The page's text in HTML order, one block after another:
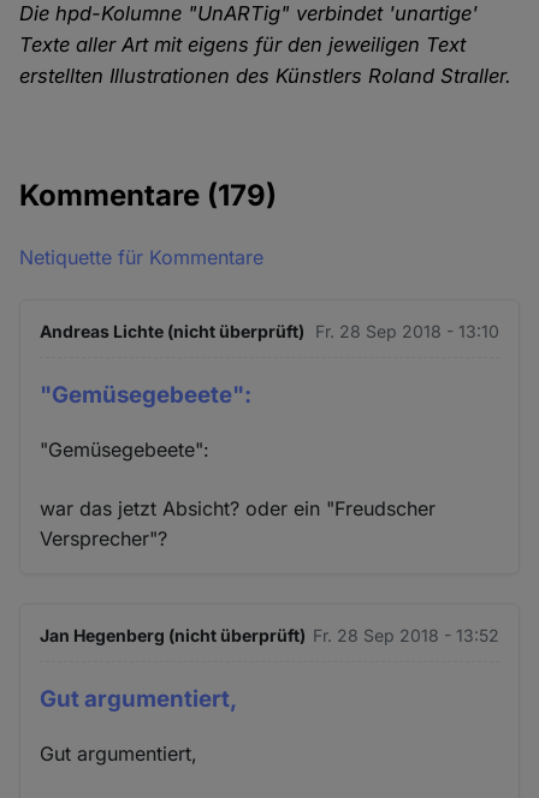
Die hpd-Kolumne "UnARTig" verbindet 'unartige'
Texte aller Art mit eigens für den jeweiligen Text
erstellten Illustrationen des Künstlers Roland Straller.
Kommentare (179)
Netiquette für Kommentare
Andreas Lichte (nicht überprüft) Fr. 28 Sep 2018 - 13:10
"Gemüsegebeete":
"Gemüsegebeete":
war das jetzt Absicht? oder ein "Freudscher
Versprecher"?
Jan Hegenberg (nicht überprüft) Fr. 28 Sep 2018 - 13:52
Gut argumentiert,
Gut argumentiert,